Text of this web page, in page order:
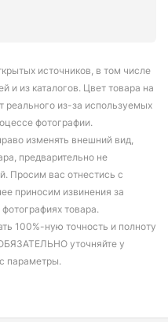
источников, в том числе
и из каталогов. Цвет товара на
реального из-за используемых
фотографии.
изменять внешний вид,
предварительно не
Просим вас отнестись с
приносим извинения за
товара.
100%-ную точность и полноту
уточняйте у
параметры.